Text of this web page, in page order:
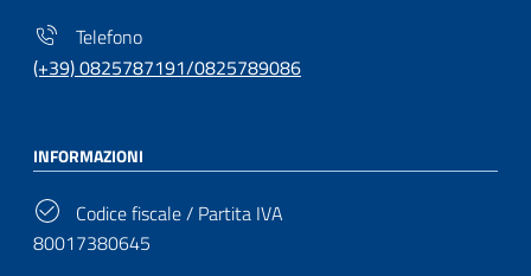
Telefono
(+39) 0825787191/0825789086
INFORMAZIONI
Codice fiscale / Partita IVA
80017380645